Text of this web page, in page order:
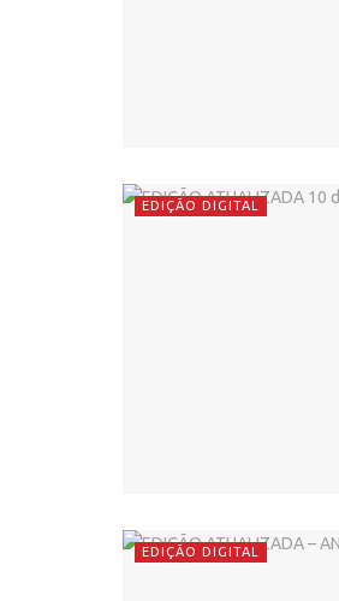
EDIÇÃO DIGITAL
EDIÇÃO DIGITAL